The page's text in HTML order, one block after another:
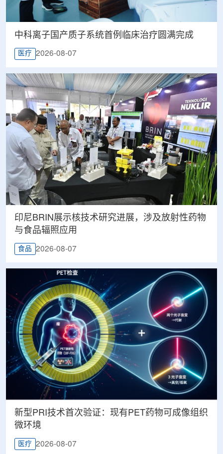
中科离子国产质子系统首例临床治疗圆满完成
医疗 2026-08-07
印尼BRIN展示核技术研究进展，涉及放射性药物
与食品辐照应用
食品 2026-08-07
新型PRI技术首次验证：现有PET药物可成像组织
微环境
医疗 2026-08-07